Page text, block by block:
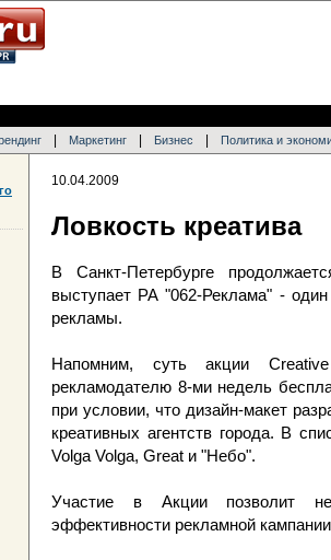
Маркетинг Бизнес Политика и
10.04.2009
Ловкость креатива
В Санкт-Петербурге
выступает РА "062-Реклама" - один
рекламы.
Напомним, суть акции
рекламодателю 8-ми недель
при условии, что дизайн-макет
креативных агентств города. В
Volga Volga, Great и "Небо".
Участие в Акции позволит
эффективности рекламной